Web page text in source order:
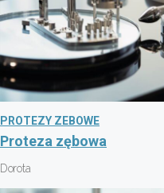
PROTEZY ZEBOWE
Proteza zębowa
Dorota